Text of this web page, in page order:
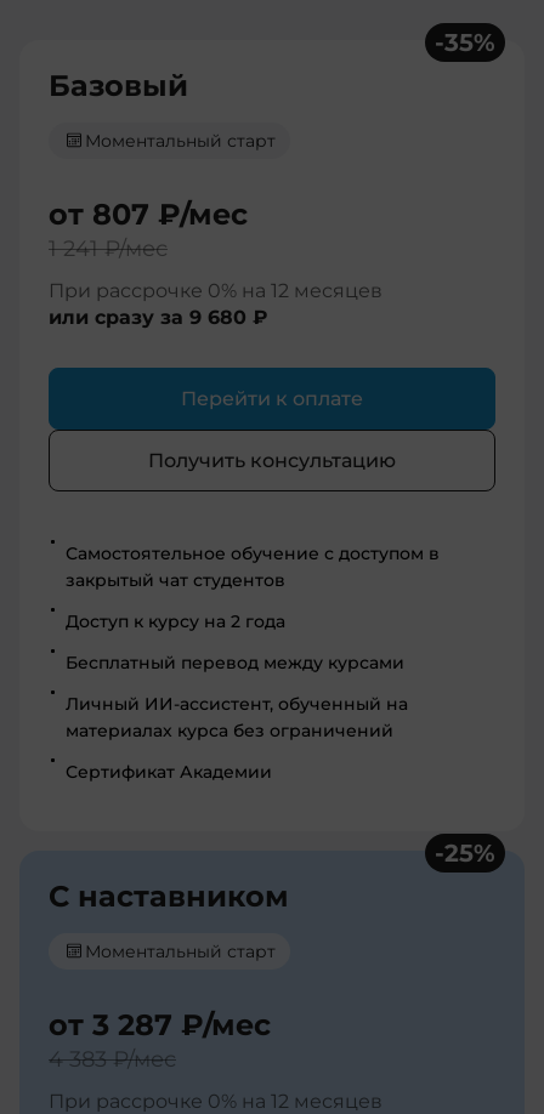
-35%
Базовый
Моментальный старт
от 807 ₽/мес
1 241 ₽/мес
При рассрочке 0% на 12 месяцев
или сразу за 9 680 ₽
Перейти к оплате
Получить консультацию
Самостоятельное обучение с доступом в
закрытый чат студентов
Доступ к курсу на 2 года
Бесплатный перевод между курсами
Личный ИИ-ассистент, обученный на
материалах курса без ограничений
Сертификат Академии
-25%
С наставником
Моментальный старт
от 3 287 ₽/мес
4 383 ₽/мес
При рассрочке 0% на 12 месяцев